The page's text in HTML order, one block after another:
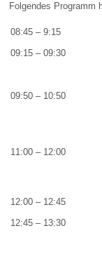
Folgendes Programm
08:45 – 9:15
09:15 – 09:30
09:50 – 10:50
11:00 – 12:00
12:00 – 12:45
12:45 – 13:30